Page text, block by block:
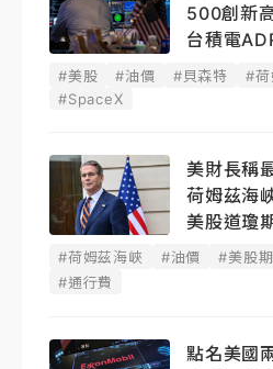
500創新
台積電
#美股 #油價 #貝森特 #荷
#SpaceX
美財長稱
荷姆茲海
美股道瓊
#荷姆茲海峽 #油價 #美股
#通行費
點名美國